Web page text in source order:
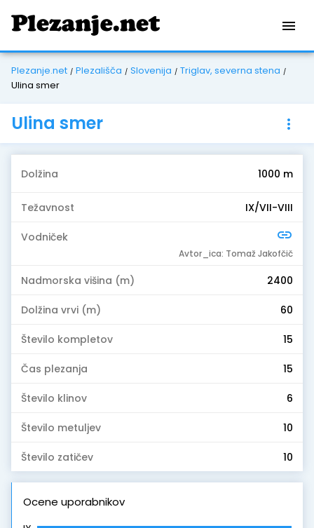
menu
Plezanje.net / Plezališča / Slovenija / Triglav, severna stena /
Ulina smer
Ulina smer more_vert
Dolžina 1000 m
Težavnost IX/VII-VIII
Vodniček link
Avtor_ica: Tomaž Jakofčič
Nadmorska višina (m) 2400
Dolžina vrvi (m) 60
Število kompletov 15
Čas plezanja 15
Število klinov 6
Število metuljev 10
Število zatičev 10
Ocene uporabnikov